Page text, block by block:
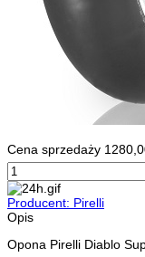
Cena sprzedaży
Producent: Pirelli
Opis
Opona Pirelli Diablo